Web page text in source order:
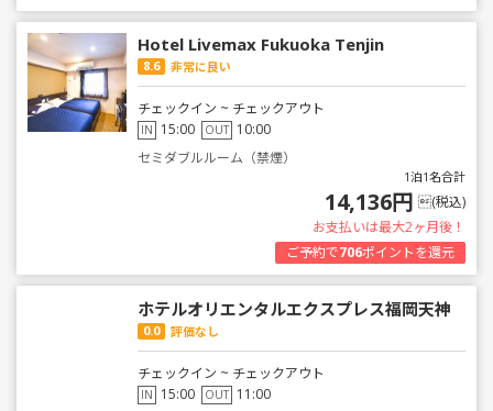
Hotel Livemax Fukuoka Tenjin
8.6 非常に良い
チェックイン ~ チェックアウト
IN 15:00 OUT 10:00
セミダブルルーム（禁煙）
1泊1名合計
14,136円 (税込)
お支払いは最大2ヶ月後！
ご予約で706ポイントを還元
ホテルオリエンタルエクスプレス福岡天神
0.0 評価なし
チェックイン ~ チェックアウト
IN 15:00 OUT 11:00